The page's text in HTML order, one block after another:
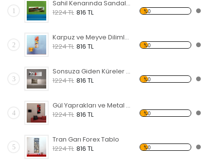
1
Sahil Kenarında Sandal Forex Tablo
1224 TL 816 TL %0
2
Karpuz ve Meyve Dilimleri Forex Tablo
1224 TL 816 TL %0
3
Sonsuza Giden Küreler Forex Tablo
1224 TL 816 TL %0
4
Gül Yaprakları ve Metal Forex Tablo
1224 TL 816 TL %0
5
Tran Garı Forex Tablo
1224 TL 816 TL %0